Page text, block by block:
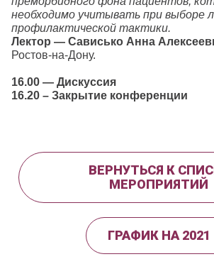
необходимо учитывать при выборе
профилактической тактики.
Лектор — Сависько Анна
Ростов-на-Дону.
16.00 — Дискуссия
16.20 – Закрытие конференции
ВЕРНУТЬСЯ К
МЕРОПРИЯТИЙ
ГРАФИК НА 2021